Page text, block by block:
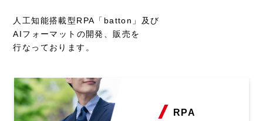
人工知能搭載型RPA「batton」及び
AIフォーマットの開発、販売を
行なっております。
RPA